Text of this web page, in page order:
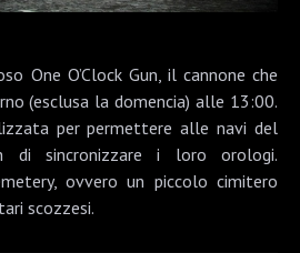
One O’Clock Gun , il cannone che
(esclusa la domencia) alle 13:00.
per permettere alle navi del
di sincronizzare i loro orologi.
ovvero un piccolo cimitero
scozzesi.